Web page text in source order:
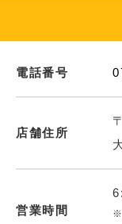
電話番号
店舗住所
営業時間
※